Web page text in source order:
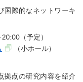
国際的なネットワーキ
（予定）
（小ホール）
拠点の研究内容を紹介